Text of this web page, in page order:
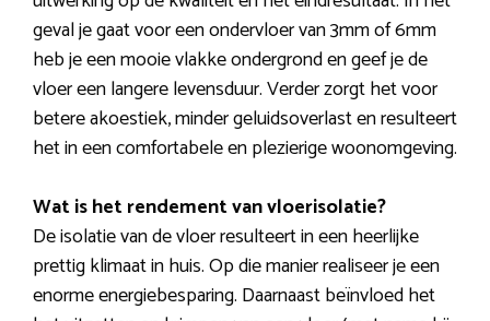
geval je gaat voor een ondervloer van 3mm of 6mm
heb je een mooie vlakke ondergrond en geef je de
vloer een langere levensduur. Verder zorgt het voor
betere akoestiek, minder geluidsoverlast en resulteert
het in een comfortabele en plezierige woonomgeving.
Wat is het rendement van vloerisolatie?
De isolatie van de vloer resulteert in een heerlijke
prettig klimaat in huis. Op die manier realiseer je een
enorme energiebesparing. Daarnaast beïnvloed het